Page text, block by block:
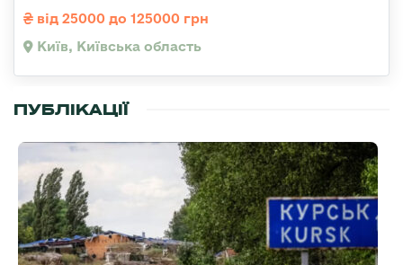
від 25000 до 125000 грн
Київ, Київська область
ПУБЛІКАЦІЇ